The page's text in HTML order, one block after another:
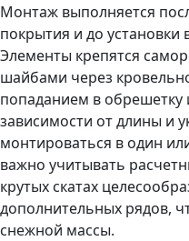
Монтаж выполняется
покрытия и до установки
Элементы крепятся
шайбами через
попаданием в
зависимости от длины и
монтироваться в один
важно учитывать
крутых скатах
дополнительных рядов,
снежной массы.